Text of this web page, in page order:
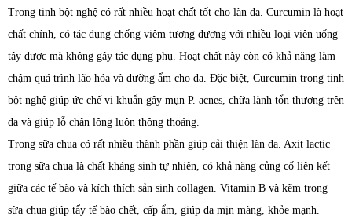
Trong tinh bột nghệ có rất nhiều hoạt chất tốt cho làn da. Curcumin là hoạt
chất chính, có tác dụng chống viêm tương đương với nhiều loại viên uống
tây dược mà không gây tác dụng phụ. Hoạt chất này còn có khả năng làm
chậm quá trình lão hóa và dưỡng ẩm cho da. Đặc biệt, Curcumin trong tinh
bột nghệ giúp ức chế vi khuẩn gây mụn P. acnes, chữa lành tổn thương trên
da và giúp lỗ chân lông luôn thông thoáng.
Trong sữa chua có rất nhiều thành phần giúp cải thiện làn da. Axit lactic
trong sữa chua là chất kháng sinh tự nhiên, có khả năng củng cố liên kết
giữa các tế bào và kích thích sản sinh collagen. Vitamin B và kẽm trong
sữa chua giúp tẩy tế bào chết, cấp ẩm, giúp da mịn màng, khỏe mạnh.